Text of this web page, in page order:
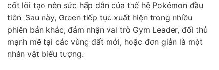
cốt lõi tạo nên sức hấp dẫn của thế hệ Pokémon đầu
tiên. Sau này, Green tiếp tục xuất hiện trong nhiều
phiên bản khác, đảm nhận vai trò Gym Leader, đối thủ
mạnh mẽ tại các vùng đất mới, hoặc đơn giản là một
nhân vật biểu tượng.